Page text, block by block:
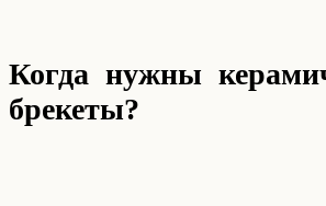
Когда нужны
брекеты?